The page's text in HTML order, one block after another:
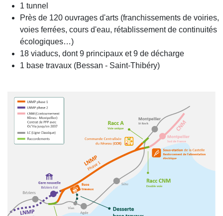
1 tunnel
Près de 120 ouvrages d'arts (franchissements de voiries,
voies ferrées, cours d'eau, rétablissement de continuités
écologiques…)
18 viaducs, dont 9 principaux et 9 de décharge
1 base travaux (Bessan - Saint-Thibéry)